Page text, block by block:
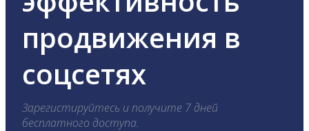
продвижения в
соцсетях
Зарегистируйтесь и получите 7 дней
бесплатного доступа.